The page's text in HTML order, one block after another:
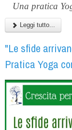
Una pratica
Leggi tutto...
"Le sfide
Pratica Yoga